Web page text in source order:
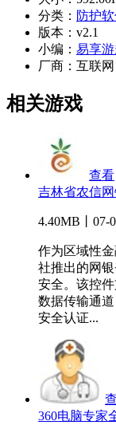
分类： 防护
版本： v2.1
小编： 易享
厂商： 互联网
相关游戏
查看
吉林省农信
4.40MB丨07-
作为区域性
社推出的网
安全。该控
数据传输通
安全认证...
360电脑专家